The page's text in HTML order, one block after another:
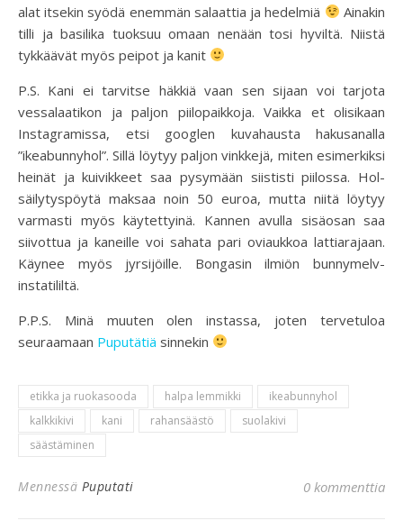
alat itsekin syödä enemmän salaattia ja hedelmiä
Ainakin
tilli ja basilika tuoksuu omaan nenään tosi hyviltä. Niistä
tykkäävät myös peipot ja kanit
P.S. Kani ei tarvitse häkkiä vaan sen sijaan voi tarjota
vessalaatikon ja paljon piilopaikkoja. Vaikka et olisikaan
Instagramissa, etsi googlen kuvahausta hakusanalla
”ikeabunnyhol”. Sillä löytyy paljon vinkkejä, miten esimerkiksi
heinät ja kuivikkeet saa pysymään siististi piilossa. Hol-
säilytyspöytä maksaa noin 50 euroa, mutta niitä löytyy
varmasti myös käytettyinä. Kannen avulla sisäosan saa
siivottua ja kaneille voi sahata pari oviaukkoa lattiarajaan.
Käynee myös jyrsijöille. Bongasin ilmiön bunnymelv-
instatililtä.
P.P.S. Minä muuten olen instassa, joten tervetuloa
seuraamaan Puputätiä sinnekin
etikka ja ruokasooda halpa lemmikki
ikeabunnyhol
kalkkikivi
kani rahansäästö
suolakivi
säästäminen
Mennessä Puputati 0 kommenttia